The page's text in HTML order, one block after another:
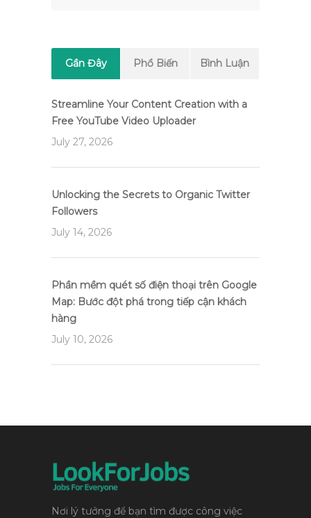
Gần Đây Phổ Biến Bình Luận
Streamline Your Content Creation with a
Free YouTube Video Uploader
July 27, 2026
Unlocking the Secrets to Organic Twitter
Followers
July 14, 2026
Phần mềm quét số điện thoại trên Google
Map: Bước đột phá trong tiếp cận khách
hàng
July 10, 2026
Nơi lý tưởng để bạn tìm được công việc